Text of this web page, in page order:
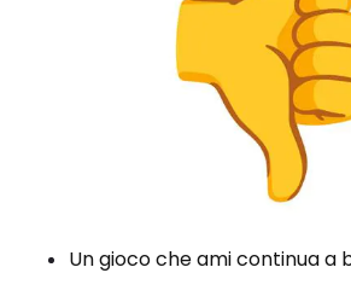
Un gioco che ami continua a